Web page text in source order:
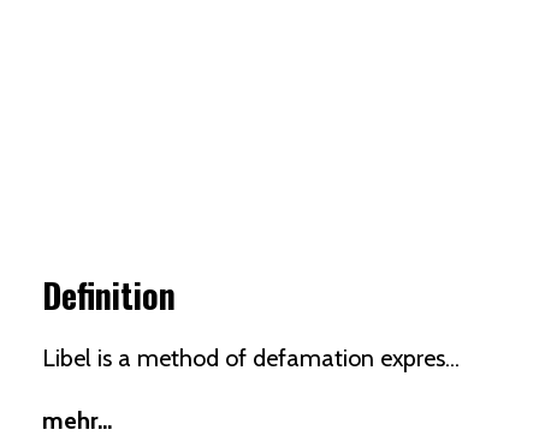
Definition
Libel is a method of defamation expres...
mehr...